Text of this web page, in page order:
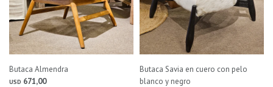
Butaca Almendra
USD 671,00
Butaca Savia en cuero con pelo
blanco y negro